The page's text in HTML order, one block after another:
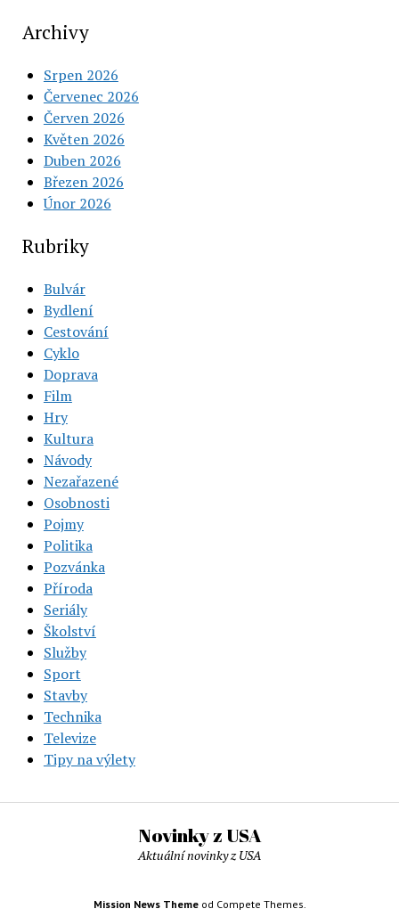
Archivy
Srpen 2026
Červenec 2026
Červen 2026
Květen 2026
Duben 2026
Březen 2026
Únor 2026
Rubriky
Bulvár
Bydlení
Cestování
Cyklo
Doprava
Film
Hry
Kultura
Návody
Nezařazené
Osobnosti
Pojmy
Politika
Pozvánka
Příroda
Seriály
Školství
Služby
Sport
Stavby
Technika
Televize
Tipy na výlety
Novinky z USA
Aktuální novinky z USA
Mission News Themeod Compete Themes.